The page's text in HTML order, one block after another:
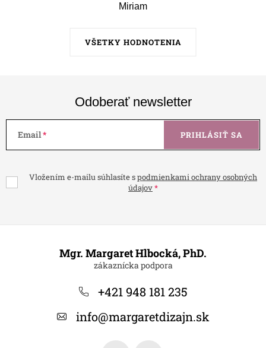
VŠETKY HODNOTENIA
Miriam
Odoberať newsletter
Email
Vložením e-mailu súhlasíte spodmienkami ochrany osobných
údajov
PRIHLÁSIŤ SA
Mgr. Margaret Hlbocká, PhD.
+421 948 181 235
info@margaretdizajn.sk